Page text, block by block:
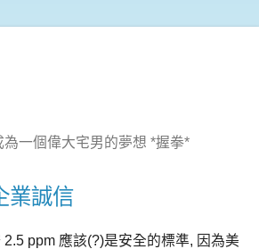
一個偉大宅男的夢想 *握拳*
業誠信
ppm 應該(?)是安全的標準, 因為美